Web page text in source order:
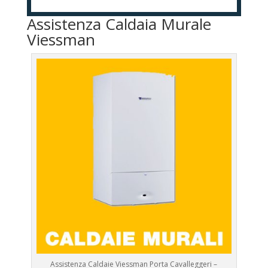
Assistenza Caldaia Murale
Viessman
Assistenza Caldaie Viessman Porta Cavalleggeri –